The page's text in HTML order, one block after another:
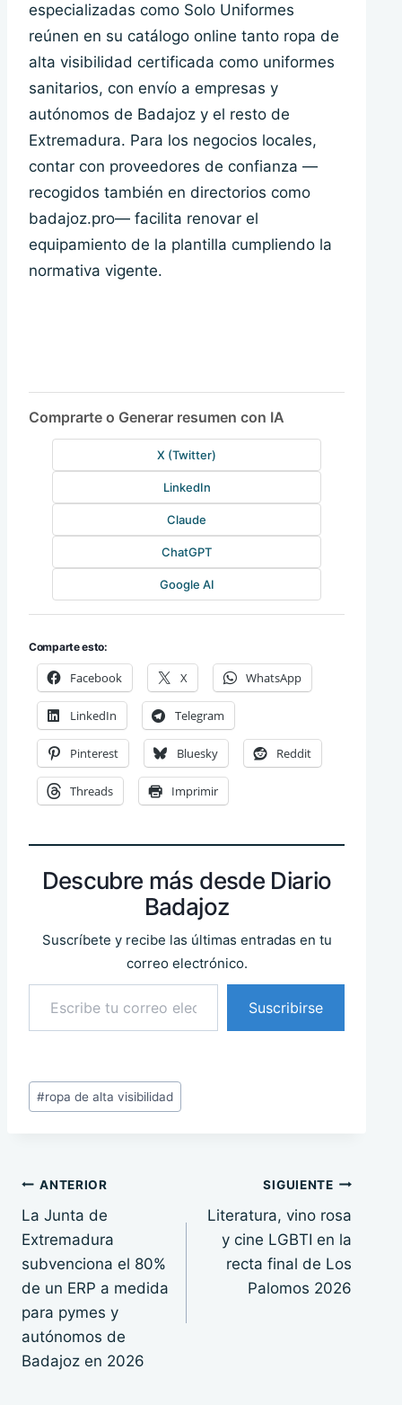
especializadas como Solo Uniformes
reúnen en su catálogo online tanto ropa de
alta visibilidad certificada como uniformes
sanitarios, con envío a empresas y
autónomos de Badajoz y el resto de
Extremadura. Para los negocios locales,
contar con proveedores de confianza —
recogidos también en directorios como
badajoz.pro— facilita renovar el
equipamiento de la plantilla cumpliendo la
normativa vigente.
Comprarte o Generar resumen con IA
X (Twitter)
LinkedIn
Claude
ChatGPT
Google AI
Comparte esto:
Facebook X WhatsApp
LinkedIn Telegram
Pinterest Bluesky Reddit
Threads Imprimir
Descubre más desde Diario
Badajoz
Suscríbete y recibe las últimas entradas en tu
correo electrónico.
Escribe tu correo electrónico…
Suscribirse
Etiquetas
de
#ropa de alta visibilidad
Navegación
de
entradas
ANTERIOR
La Junta de
Extremadura
subvenciona el 80%
de un ERP a medida
para pymes y
autónomos de
Badajoz en 2026
SIGUIENTE
Literatura, vino rosa
y cine LGBTI en la
recta final de Los
Palomos 2026